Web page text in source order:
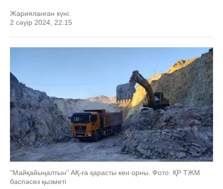
Жарияланған күні:
2 сәуір 2024, 22:15
"Майқайыңалтын" АҚ-ға қарасты кен орны. Фото: ҚР ТЖМ
баспасөз қызметі